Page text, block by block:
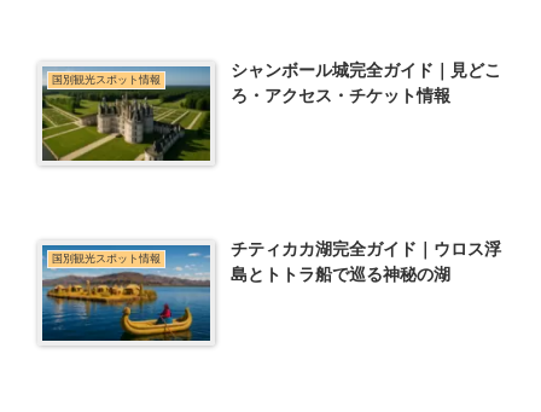
国別観光スポット情報
シャンボール城完全ガイド｜見どこ
ろ・アクセス・チケット情報
国別観光スポット情報
チティカカ湖完全ガイド｜ウロス浮
島とトトラ船で巡る神秘の湖